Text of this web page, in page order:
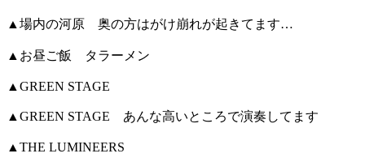
▲場内の河原 奥の方はがけ崩れが起きてます…
▲お昼ご飯 タラーメン
▲GREEN STAGE
▲GREEN STAGE あんな高いところで演奏してます
▲THE LUMINEERS